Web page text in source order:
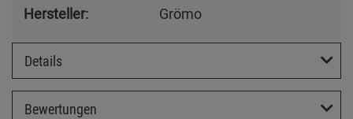
Hersteller:
Grömo
Details
Bewertungen